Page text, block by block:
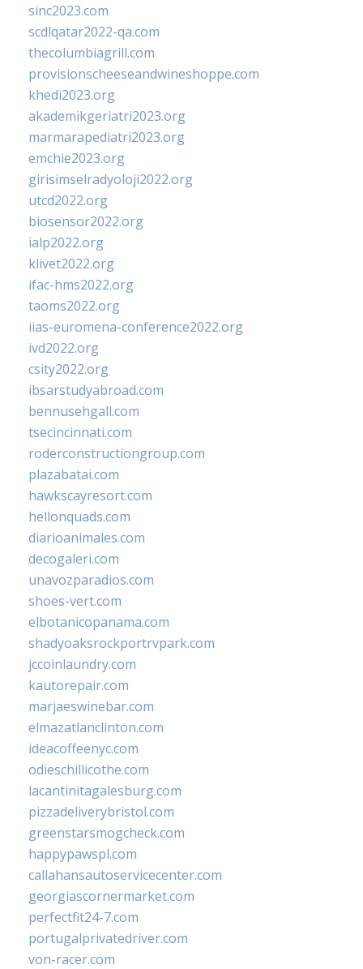
sinc2023.com
scdlqatar2022-qa.com
thecolumbiagrill.com
provisionscheeseandwineshoppe.com
khedi2023.org
akademikgeriatri2023.org
marmarapediatri2023.org
emchie2023.org
girisimselradyoloji2022.org
utcd2022.org
biosensor2022.org
ialp2022.org
klivet2022.org
ifac-hms2022.org
taoms2022.org
iias-euromena-conference2022.org
ivd2022.org
csity2022.org
ibsarstudyabroad.com
bennusehgall.com
tsecincinnati.com
roderconstructiongroup.com
plazabatai.com
hawkscayresort.com
hellonquads.com
diarioanimales.com
decogaleri.com
unavozparadios.com
shoes-vert.com
elbotanicopanama.com
shadyoaksrockportrvpark.com
jccoinlaundry.com
kautorepair.com
marjaeswinebar.com
elmazatlanclinton.com
ideacoffeenyc.com
odieschillicothe.com
lacantinitagalesburg.com
pizzadeliverybristol.com
greenstarsmogcheck.com
happypawspl.com
callahansautoservicecenter.com
georgiascornermarket.com
perfectfit24-7.com
portugalprivatedriver.com
von-racer.com